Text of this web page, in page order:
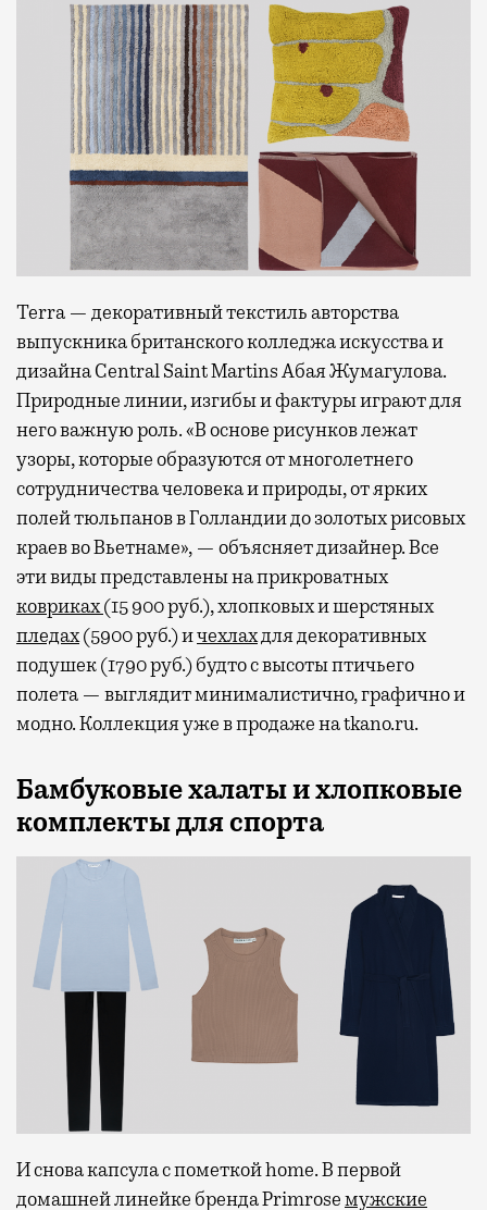
Terra — декоративный текстиль авторства
выпускника британского колледжа искусства и
дизайна Сentral Saint Martins Абая Жумагулова.
Природные линии, изгибы и фактуры играют для
него важную роль. «В основе рисунков лежат
узоры, которые образуются от многолетнего
сотрудничества человека и природы, от ярких
полей тюльпанов в Голландии до золотых рисовых
краев во Вьетнаме», — объясняет дизайнер. Все
эти виды представлены на прикроватных
ковриках(15 900 руб.), хлопковых и шерстяных
пледах(5900 руб.) ичехлахдля декоративных
подушек (1790 руб.) будто с высоты птичьего
полета — выглядит минималистично, графично и
модно. Коллекция уже в продаже на tkano.ru.
Бамбуковые халаты и хлопковые
комплекты для спорта
И снова капсула с пометкой home. В первой
домашней линейке бренда Primroseмужские